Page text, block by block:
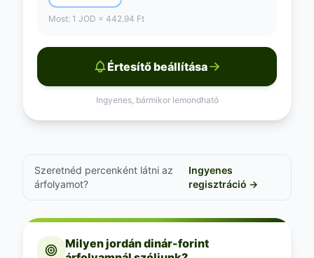
Most: 1 JOD = 442.94 Ft
Értesítő beállítása
Ingyenes, bármikor lemondható
Szeretnéd percenként látni az
árfolyamot?
Ingyenes
regisztráció →
Milyen jordán dinár-forint